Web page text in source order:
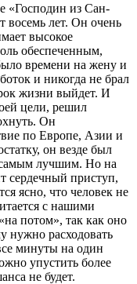
«Господин из Сан-
восемь лет. Он очень
высокое
обеспеченным,
времени на жену и
и никогда не брал
жизни выйдет. И
цели, решил
Он
по Европе, Азии и
он везде был
самым лучшим. Но на
сердечный приступ,
ясно, что человек не
с нашими
потом», так как оно
нужно расходовать
минуты на один
упустить более
не будет.